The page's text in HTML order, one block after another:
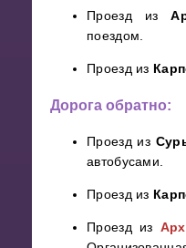
Проезд из
поездом.
Проезд из
Дорога обратно:
Проезд из
автобусами.
Проезд из
Проезд из